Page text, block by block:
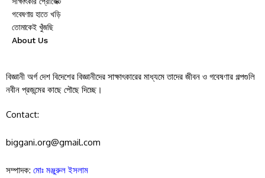
গবেষণায় হাতে খড়ি
তোমাকেই খুঁজছি
About Us
বিজ্ঞানী অর্গ দেশ বিদেশের বিজ্ঞানীদের সাক্ষাৎকারের মাধ্যমে তাদের জীবন ও গবেষণার গল্পগুলি
নবীন প্রজন্মের কাছে পৌছে দিচ্ছে।
Contact:
biggani.org@gmail.com
সম্পাদক: মোঃ মঞ্জুরুল ইসলাম